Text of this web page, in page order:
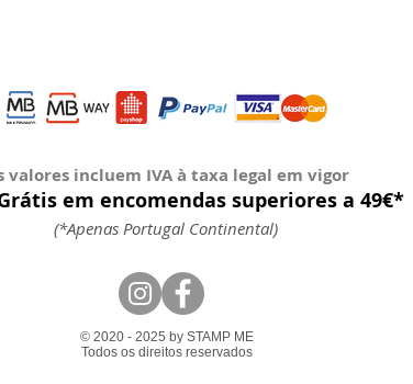
valores incluem IVA à taxa legal em vigor
em encomendas superiores a 49€*
(*Apenas Portugal Continental)
© 2020 - 2025 by STAMP ME
Todos os direitos reservados